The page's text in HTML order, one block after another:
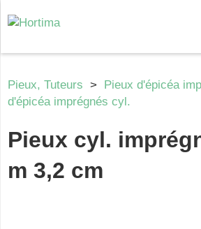
Pieux, Tuteurs > Pieux d'épicéa
d'épicéa imprégnés cyl.
Pieux cyl.
m 3,2 cm